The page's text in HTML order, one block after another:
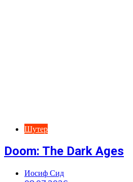
Шутер
Doom: The Dark Ages
Иосиф Сид